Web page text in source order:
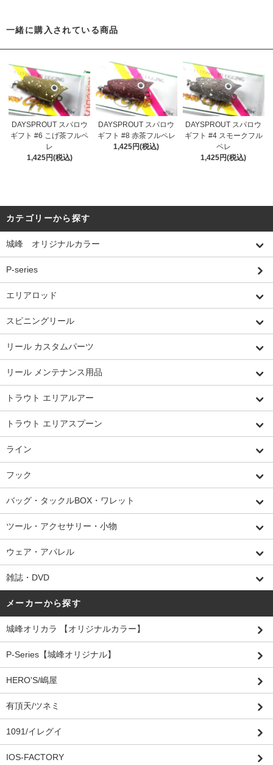
一緒に購入されている商品
DAYSPROUT スパロウ
ギフト #6 こげ茶フルペ
レ
1,425円(税込)
DAYSPROUT スパロウ
ギフト #8 赤茶フルペレ
1,425円(税込)
DAYSPROUT スパロウ
ギフト #4 スモークフル
ペレ
1,425円(税込)
カテゴリーから探す
城峰 オリジナルカラー
P-series
エリアロッド
スピニングリール
リール カスタムパーツ
リール メンテナンス用品
トラウト エリアルアー
トラウト エリアスプーン
ライン
フック
バッグ・タックルBOX・ワレット
ツール・アクセサリー・小物
ウェア・アパレル
雑誌・DVD
メーカーから探す
城峰オリカラ 【オリジナルカラー】
P-Series【城峰オリジナル】
HERO'S/嶋屋
有頂天/ツネミ
1091/イレグイ
IOS-FACTORY